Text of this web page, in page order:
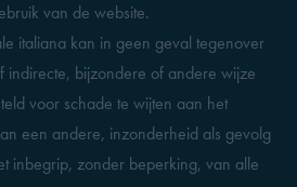
van de website.
italiana kan in geen geval tegenover
indirecte, bijzondere of andere wijze
voor schade te wijten aan het
een andere, inzonderheid als gevolg
inbegrip, zonder beperking, van alle